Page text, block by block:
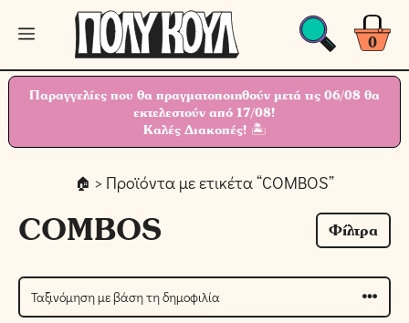
Μετάβαση
περιεχόμενο
0
Μενού
Παραγγελίες που θα πραγματοποιηθούν μετά τις 06/08 θα
εκτελεστούν από 17/08!
Καλές Διακοπές! 🏝
> Προϊόντα με ετικέτα “COMBOS”
COMBOS Φίλτρα